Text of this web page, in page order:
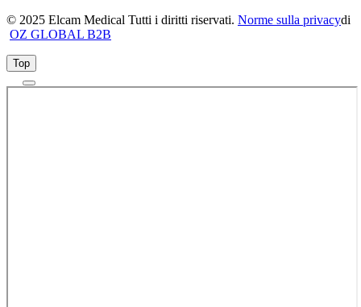
© 2025 Elcam Medical Tutti i diritti riservati. Norme sulla privacydi
OZ GLOBAL B2B
Top